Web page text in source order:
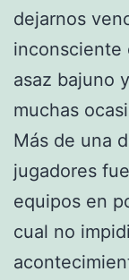
dejarnos
inconsciente
asaz bajuno
muchas
Más de una
jugadores
equipos en
cual no